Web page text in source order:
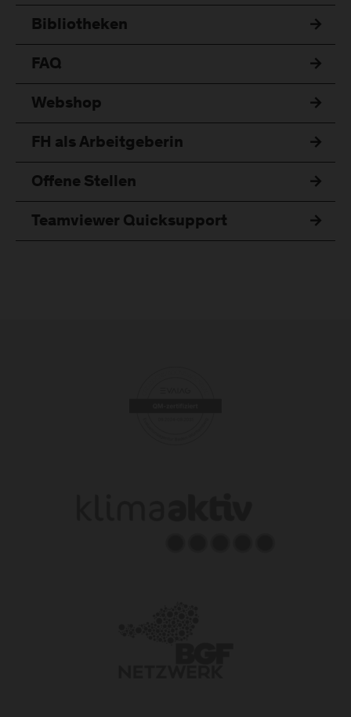
Bibliotheken
FAQ
Webshop
FH als Arbeitgeberin
Offene Stellen
Teamviewer Quicksupport